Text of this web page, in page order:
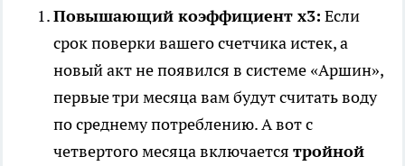
Повышающий коэффициент x3: Если
срок поверки вашего счетчика истек, а
новый акт не появился в системе «Аршин»,
первые три месяца вам будут считать воду
по среднему потреблению. А вот с
четвертого месяца включается тройной